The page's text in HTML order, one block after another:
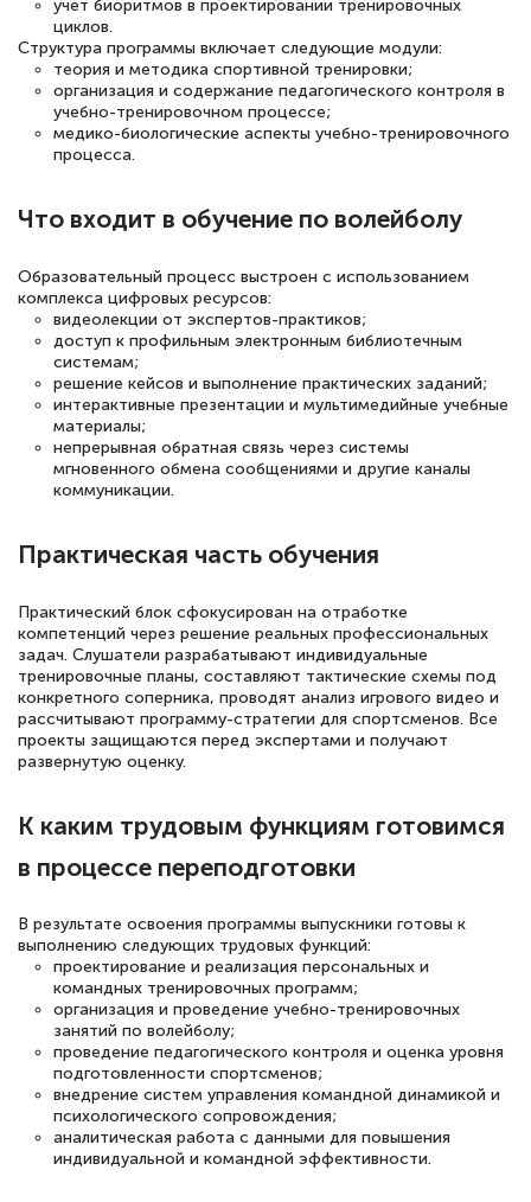
по тяжелой атлетике»! Хочется
подчеркуть, что при обращении
оперативно связались со мной
специалисты, ответили на все
интересующие вопросы и в течении
Светлана К
Знаток города 7 уровня
10 марта 2026
Оставила заявку на обучение онлайн, мне
быстро ответили, разъяснили все детали.
Обучение понравилось: огромное
пособий и учебников доступно на время
аттестации, проблем не возникло ни на
каком этапе…
учет биоритмов в проектировании тренировочных
циклов.
Структура программы включает следующие модули:
теория и методика спортивной тренировки;
организация и содержание педагогического контроля в
учебно-тренировочном процессе;
медико-биологические аспекты учебно-тренировочного
процесса.
Что входит в обучение по волейболу
Образовательный процесс выстроен с использованием
комплекса цифровых ресурсов:
видеолекции от экспертов-практиков;
доступ к профильным электронным библиотечным
системам;
решение кейсов и выполнение практических заданий;
интерактивные презентации и мультимедийные учебные
материалы;
непрерывная обратная связь через системы
мгновенного обмена сообщениями и другие каналы
коммуникации.
Практическая часть обучения
Практический блок сфокусирован на отработке
компетенций через решение реальных профессиональных
задач. Слушатели разрабатывают индивидуальные
тренировочные планы, составляют тактические схемы под
конкретного соперника, проводят анализ игрового видео и
рассчитывают программу-стратегии для спортсменов. Все
проекты защищаются перед экспертами и получают
развернутую оценку.
К каким трудовым функциям готовимся
в процессе переподготовки
В результате освоения программы выпускники готовы к
выполнению следующих трудовых функций:
проектирование и реализация персональных и
командных тренировочных программ;
организация и проведение учебно-тренировочных
занятий по волейболу;
проведение педагогического контроля и оценка уровня
подготовленности спортсменов;
внедрение систем управления командной динамикой и
психологического сопровождения;
аналитическая работа с данными для повышения
индивидуальной и командной эффективности.